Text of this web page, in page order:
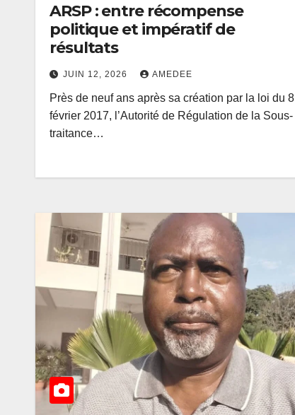
ARSP : entre récompense
politique et impératif de
résultats
JUIN 12, 2026 AMEDEE
Près de neuf ans après sa création par la loi du 8
février 2017, l’Autorité de Régulation de la Sous-
traitance…